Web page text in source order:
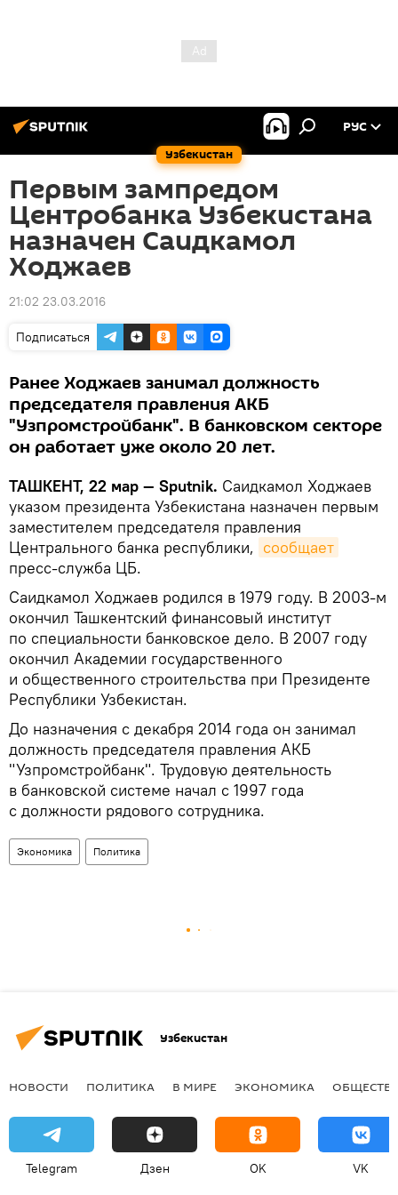
Узбекистан
РУС
Первым зампредом
Центробанка Узбекистана
назначен Саидкамол
Ходжаев
21:02 23.03.2016
Подписаться
Ранее Ходжаев занимал должность
председателя правления АКБ
"Узпромстройбанк". В банковском секторе
он работает уже около 20 лет.
ТАШКЕНТ, 22 мар — Sputnik. Саидкамол Ходжаев
указом президента Узбекистана назначен первым
заместителем председателя правления
Центрального банка республики, сообщает
пресс-служба ЦБ.
Саидкамол Ходжаев родился в 1979 году. В 2003-м
окончил Ташкентский финансовый институт
по специальности банковское дело. В 2007 году
окончил Академии государственного
и общественного строительства при Президенте
Республики Узбекистан.
До назначения с декабря 2014 года он занимал
должность председателя правления АКБ
"Узпромстройбанк". Трудовую деятельность
в банковской системе начал с 1997 года
с должности рядового сотрудника.
Экономика Политика
Узбекистан
НОВОСТИ ПОЛИТИКА В МИРЕ ЭКОНОМИКА
Telegram Дзен OK VK